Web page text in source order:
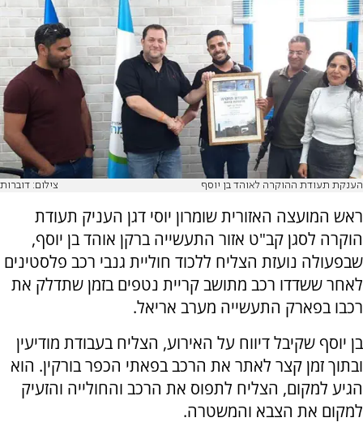
הענקת תעודת ההוקרה לאוהד בן יוסף צילום: דוברות
ראש המועצה האזורית שומרון יוסי דגן העניק תעודת
הוקרה לסגן קב"ט אזור התעשייה ברקן אוהד בן יוסף,
שבפעולה נועזת הצליח ללכוד חוליית גנבי רכב פלסטינים
לאחר ששדדו רכב מתושב קריית נטפים בזמן שתדלק את
רכבו בפארק התעשייה מערב אריאל.
בן יוסף שקיבל דיווח על האירוע, הצליח בעבודת מודיעין
ובתוך זמן קצר לאתר את הרכב בפאתי הכפר בורקין. הוא
הגיע למקום, הצליח לתפוס את הרכב והחולייה והזעיק
למקום את הצבא והמשטרה.